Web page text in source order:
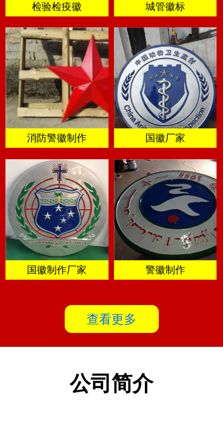
检验检疫徽 城管徽标
消防警徽制作 国徽厂家
国徽制作厂家 警徽制作
查看更多
公司简介